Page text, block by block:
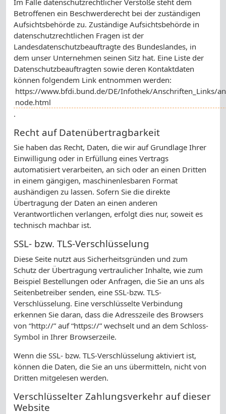
Betroffenen ein Beschwerderecht bei der zuständigen
Aufsichtsbehörde zu. Zuständige Aufsichtsbehörde in
datenschutzrechtlichen Fragen ist der
Landesdatenschutzbeauftragte des Bundeslandes, in
dem unser Unternehmen seinen Sitz hat. Eine Liste der
Datenschutzbeauftragten sowie deren Kontaktdaten
können folgendem Link entnommen werden:
https://www.bfdi.bund.de/DE/Infothek/Anschriften_Links/
node.html
.
Recht auf Datenübertragbarkeit
Sie haben das Recht, Daten, die wir auf Grundlage Ihrer
Einwilligung oder in Erfüllung eines Vertrags
automatisiert verarbeiten, an sich oder an einen Dritten
in einem gängigen, maschinenlesbaren Format
aushändigen zu lassen. Sofern Sie die direkte
Übertragung der Daten an einen anderen
Verantwortlichen verlangen, erfolgt dies nur, soweit es
technisch machbar ist.
SSL- bzw. TLS-Verschlüsselung
Diese Seite nutzt aus Sicherheitsgründen und zum
Schutz der Übertragung vertraulicher Inhalte, wie zum
Beispiel Bestellungen oder Anfragen, die Sie an uns als
Seitenbetreiber senden, eine SSL-bzw. TLS-
Verschlüsselung. Eine verschlüsselte Verbindung
erkennen Sie daran, dass die Adresszeile des Browsers
von “http://” auf “https://” wechselt und an dem Schloss-
Symbol in Ihrer Browserzeile.
Wenn die SSL- bzw. TLS-Verschlüsselung aktiviert ist,
können die Daten, die Sie an uns übermitteln, nicht von
Dritten mitgelesen werden.
Verschlüsselter Zahlungsverkehr auf dieser
Website